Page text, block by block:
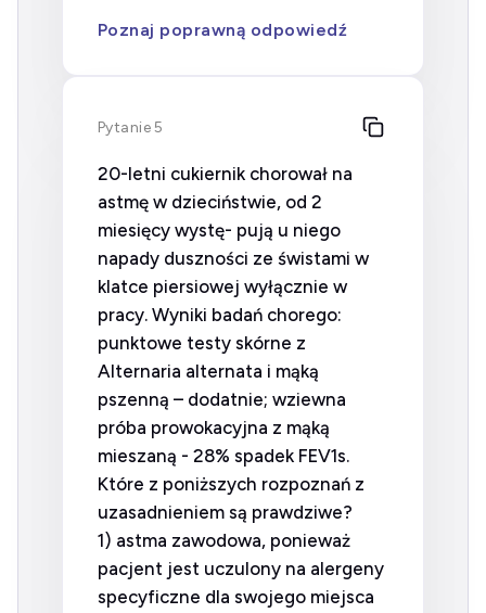
Poznaj poprawną odpowiedź
Pytanie 5
20-letni cukiernik chorował na
astmę w dzieciństwie, od 2
miesięcy wystę- pują u niego
napady duszności ze świstami w
klatce piersiowej wyłącznie w
pracy. Wyniki badań chorego:
punktowe testy skórne z
Alternaria alternata i mąką
pszenną – dodatnie; wziewna
próba prowokacyjna z mąką
mieszaną - 28% spadek FEV1s.
Które z poniższych rozpoznań z
uzasadnieniem są prawdziwe?
1) astma zawodowa, ponieważ
pacjent jest uczulony na alergeny
specyficzne dla swojego miejsca